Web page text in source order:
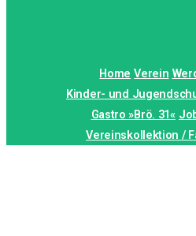
Home Verein
Kinder- und
Gastro »Brö. 31«
Vereinskollektion /